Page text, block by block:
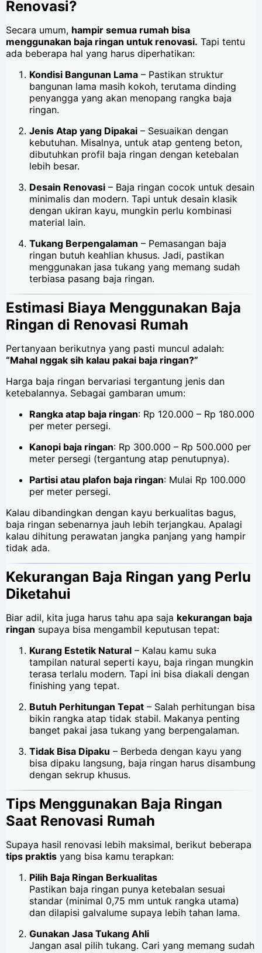
Renovasi?
Secara umum, hampir semua rumah bisa
menggunakan baja ringan untuk renovasi. Tapi tentu
ada beberapa hal yang harus diperhatikan:
Kondisi Bangunan Lama – Pastikan struktur
bangunan lama masih kokoh, terutama dinding
penyangga yang akan menopang rangka baja
ringan.
Jenis Atap yang Dipakai – Sesuaikan dengan
kebutuhan. Misalnya, untuk atap genteng beton,
dibutuhkan profil baja ringan dengan ketebalan
lebih besar.
Desain Renovasi – Baja ringan cocok untuk desain
minimalis dan modern. Tapi untuk desain klasik
dengan ukiran kayu, mungkin perlu kombinasi
material lain.
Tukang Berpengalaman – Pemasangan baja
ringan butuh keahlian khusus. Jadi, pastikan
menggunakan jasa tukang yang memang sudah
terbiasa pasang baja ringan.
Estimasi Biaya Menggunakan Baja
Ringan di Renovasi Rumah
Pertanyaan berikutnya yang pasti muncul adalah:
“Mahal nggak sih kalau pakai baja ringan?”
Harga baja ringan bervariasi tergantung jenis dan
ketebalannya. Sebagai gambaran umum:
Rangka atap baja ringan: Rp 120.000 – Rp 180.000
per meter persegi.
Kanopi baja ringan: Rp 300.000 – Rp 500.000 per
meter persegi (tergantung atap penutupnya).
Partisi atau plafon baja ringan: Mulai Rp 100.000
per meter persegi.
Kalau dibandingkan dengan kayu berkualitas bagus,
baja ringan sebenarnya jauh lebih terjangkau. Apalagi
kalau dihitung perawatan jangka panjang yang hampir
tidak ada.
Kekurangan Baja Ringan yang Perlu
Diketahui
Biar adil, kita juga harus tahu apa saja kekurangan baja
ringan supaya bisa mengambil keputusan tepat:
Kurang Estetik Natural – Kalau kamu suka
tampilan natural seperti kayu, baja ringan mungkin
terasa terlalu modern. Tapi ini bisa diakali dengan
finishing yang tepat.
Butuh Perhitungan Tepat – Salah perhitungan bisa
bikin rangka atap tidak stabil. Makanya penting
banget pakai jasa tukang yang berpengalaman.
Tidak Bisa Dipaku – Berbeda dengan kayu yang
bisa dipaku langsung, baja ringan harus disambung
dengan sekrup khusus.
Tips Menggunakan Baja Ringan
Saat Renovasi Rumah
Supaya hasil renovasi lebih maksimal, berikut beberapa
tips praktis yang bisa kamu terapkan:
Pilih Baja Ringan Berkualitas
Pastikan baja ringan punya ketebalan sesuai
standar (minimal 0,75 mm untuk rangka utama)
dan dilapisi galvalume supaya lebih tahan lama.
Gunakan Jasa Tukang Ahli
Jangan asal pilih tukang. Cari yang memang sudah